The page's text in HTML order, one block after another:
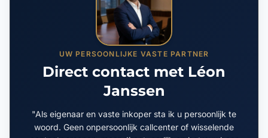
UW PERSOONLIJKE VASTE PARTNER
Direct contact met Léon
Janssen
woord. Geen onpersoonlijk callcenter of wisselende
contactpersonen, maar direct, eerlijk en betrouwbaar